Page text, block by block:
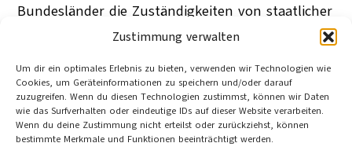
Zustimmung verwalten
Um dir ein optimales Erlebnis zu bieten, verwenden wir Technologien wie
Cookies, um Geräteinformationen zu speichern und/oder darauf
zuzugreifen. Wenn du diesen Technologien zustimmst, können wir Daten
wie das Surfverhalten oder eindeutige IDs auf dieser Website verarbeiten.
Wenn du deine Zustimmung nicht erteilst oder zurückziehst, können
bestimmte Merkmale und Funktionen beeinträchtigt werden.
Bundesländer die Zuständigkeiten von staatlicher
auf kommunale Ebene verlagern: Was als
eine „alarmierende Entwicklung“.
Joseph König
Bochum
22. Februar 2007
Category:Regional , Inland
, Stadt